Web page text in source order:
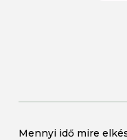
Mennyi idő mire